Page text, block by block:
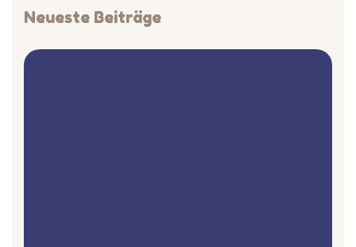
Neueste Beiträge